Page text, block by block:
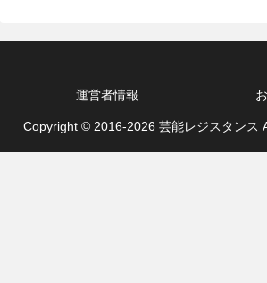
運営者情報
Copyright © 2016-2026 芸能レジスタンス